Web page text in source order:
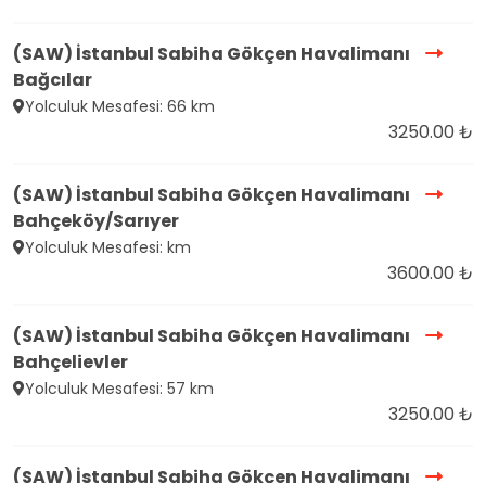
(SAW) İstanbul Sabiha Gökçen Havalimanı
Bağcılar
Yolculuk Mesafesi: 66 km
3250.00 ₺
(SAW) İstanbul Sabiha Gökçen Havalimanı
Bahçeköy/Sarıyer
Yolculuk Mesafesi: km
3600.00 ₺
(SAW) İstanbul Sabiha Gökçen Havalimanı
Bahçelievler
Yolculuk Mesafesi: 57 km
3250.00 ₺
(SAW) İstanbul Sabiha Gökçen Havalimanı